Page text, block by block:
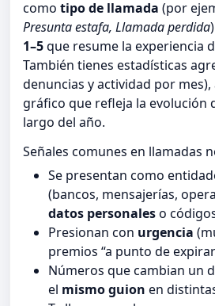
como tipo de llamada (por
Presunta estafa, Llamada perdida
1–5que resume la experiencia
También tienes estadísticas
denuncias y actividad por mes),
gráfico que refleja la evolución
largo del año.
Señales comunes en llamadas
Se presentan como
(bancos, mensajerías,
datos personaleso
Presionan con urgencia
premios “a punto de
Números que cambian un
el mismo guion en